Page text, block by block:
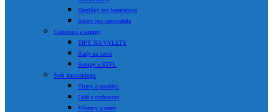
Doplňky pro karavaning
Knihy pro cestovatele
Cestování a kempy
TIPY NA VÝLETY
Rady na cestu
Kempy a STPL
Svět karavaningu
Firmy a prodejci
Lidé a rozhovory
Výstavy a srazy